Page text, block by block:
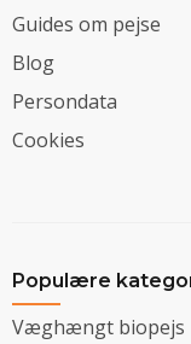
Guides om pejse
Blog
Persondata
Cookies
Populære
Væghængt biopejs